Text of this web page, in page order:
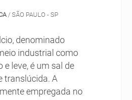
Recipiente vazio:
seletiva, pois a
ambiente é
usados: devem ser
quantidade de
Materiais de
/ SÃO PAULO - SP
denominado
industrial como
e leve, é um sal de
translúcida. A
empregada no